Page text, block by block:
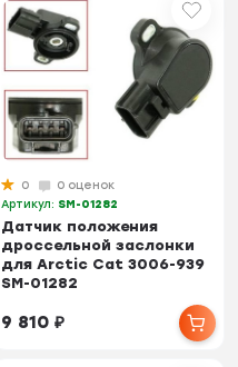
0
0 оценок
Артикул: SM-01282
Датчик положения
дроссельной заслонки
для Arctic Cat 3006-939
SM-01282
9 810₽